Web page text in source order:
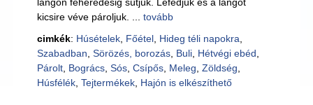
kicsire véve pároljuk. ... tovább
cimkék: Húsételek, Főétel, Hideg téli napokra
Szabadban Sörözés, borozás, Buli, Hétvégi ebéd
Párolt, Bogrács, Sós, Csípős, Meleg Zöldség
Húsfélék, Tejtermékek, Hajón is elkészíthető